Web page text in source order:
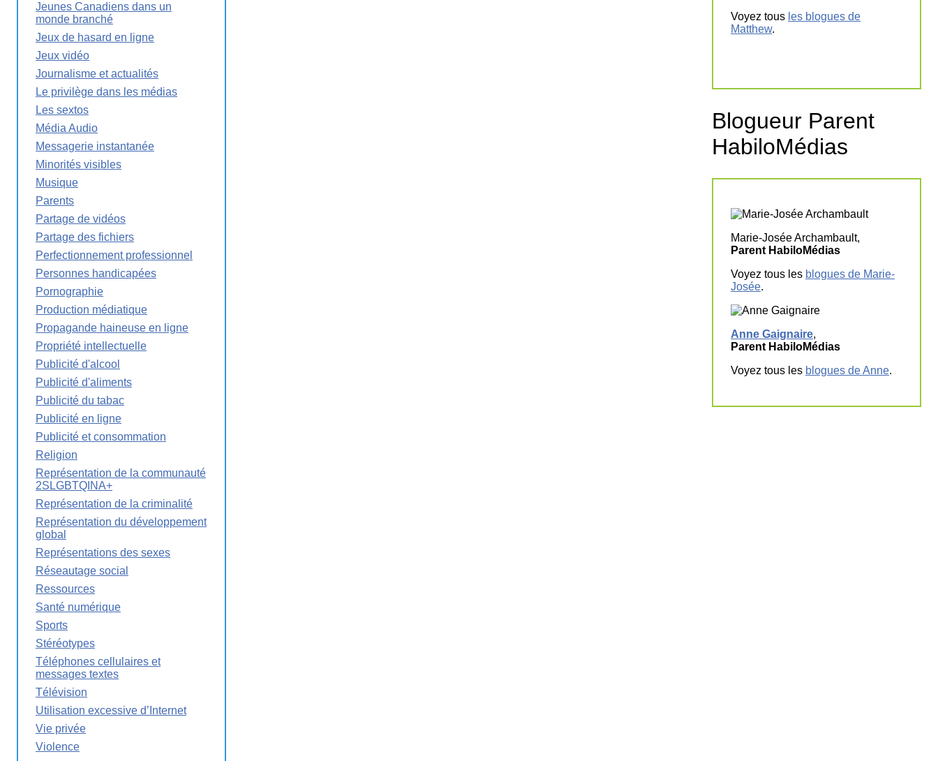
Jeunes Canadiens dans un
monde branché
Jeux de hasard en ligne
Jeux vidéo
Journalisme et actualités
Le privilège dans les médias
Les sextos
Média Audio
Messagerie instantanée
Minorités visibles
Musique
Parents
Partage de vidéos
Partage des fichiers
Perfectionnement professionnel
Personnes handicapées
Pornographie
Production médiatique
Propagande haineuse en ligne
Propriété intellectuelle
Publicité d'alcool
Publicité d'aliments
Publicité du tabac
Publicité en ligne
Publicité et consommation
Religion
Représentation de la communauté
2SLGBTQINA+
Représentation de la criminalité
Représentation du développement
global
Représentations des sexes
Réseautage social
Ressources
Santé numérique
Sports
Stéréotypes
Téléphones cellulaires et
messages textes
Télévision
Utilisation excessive d’Internet
Vie privée
Violence
Voyez tous les blogues de
Matthew.
Blogueur Parent
HabiloMédias
Marie-Josée Archambault,
Parent HabiloMédias
Voyez tous les blogues de Marie-
Josée.
Anne Gaignaire,
Parent HabiloMédias
Voyez tous les blogues de Anne.